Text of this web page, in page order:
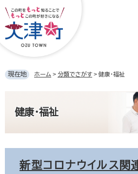
ジ
の
す。
ュ
ー
し 現在地 ホーム > 分類でさがす > 健康・福祉
健康・福祉
新型コロナウイルス関